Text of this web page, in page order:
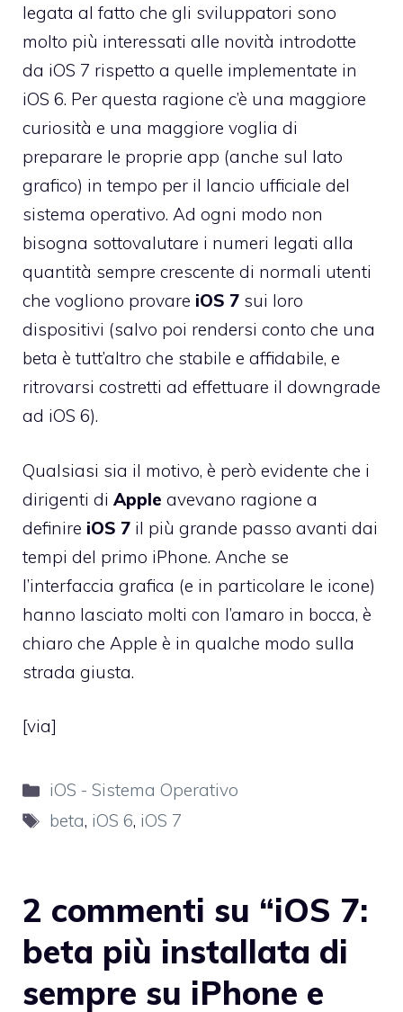
legata al fatto che gli sviluppatori sono
molto più interessati alle novità introdotte
da iOS 7 rispetto a quelle implementate in
iOS 6. Per questa ragione c’è una maggiore
curiosità e una maggiore voglia di
preparare le proprie app (anche sul lato
grafico) in tempo per il lancio ufficiale del
sistema operativo. Ad ogni modo non
bisogna sottovalutare i numeri legati alla
quantità sempre crescente di normali utenti
che vogliono provare iOS 7 sui loro
dispositivi (salvo poi rendersi conto che una
beta è tutt’altro che stabile e affidabile, e
ritrovarsi costretti ad effettuare il downgrade
ad iOS 6).
Qualsiasi sia il motivo, è però evidente che i
dirigenti di Apple avevano ragione a
definire iOS 7 il più grande passo avanti dai
tempi del primo iPhone. Anche se
l’interfaccia grafica (e in particolare le icone)
hanno lasciato molti con l’amaro in bocca, è
chiaro che Apple è in qualche modo sulla
strada giusta.
[via]
Categorie
iOS - Sistema Operativo
Tag
beta, iOS 6, iOS 7
2 commenti su “iOS 7:
beta più installata di
sempre su iPhone e